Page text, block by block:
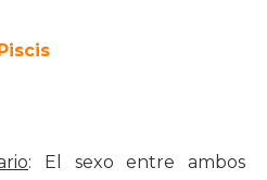
: El sexo entre ambos